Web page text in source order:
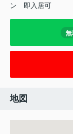
ン
即入居可
地図